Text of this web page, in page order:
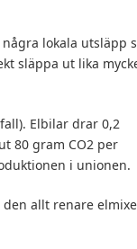
lokala utsläpp
släppa ut lika
Elbilar drar 0,2
80 gram CO2 per
i unionen.
allt renare